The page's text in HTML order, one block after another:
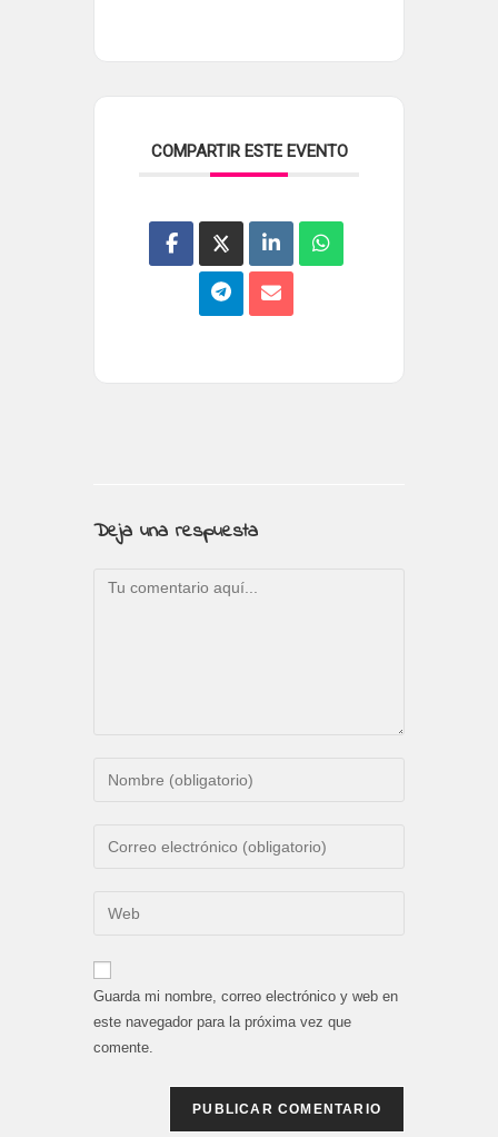
COMPARTIR ESTE EVENTO
Deja una respuesta
Comentario
de
para
comentar
de
electrónico
para
comentar
URL
de
web
Guarda mi nombre, correo electrónico y web en
este navegador para la próxima vez que
comente.